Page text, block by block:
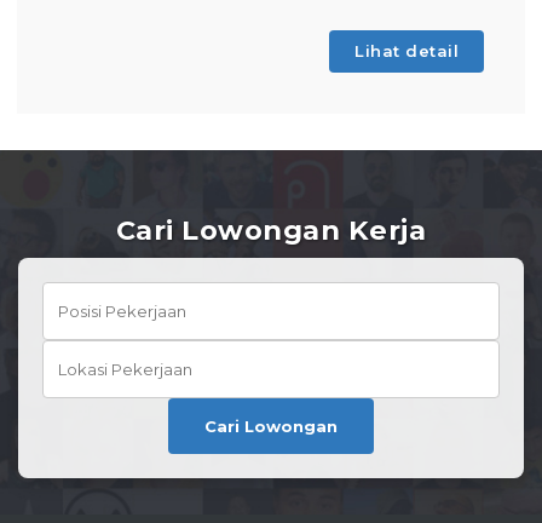
Cari Lowongan Kerja
Cari Lowongan